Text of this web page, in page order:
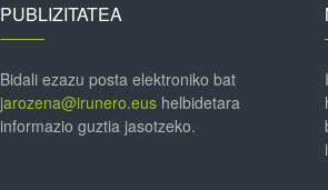
PUBLIZITATEA
Bidali ezazu posta elektroniko bat
jarozena@irunero.eushelbidetara
informazio guztia jasotzeko.